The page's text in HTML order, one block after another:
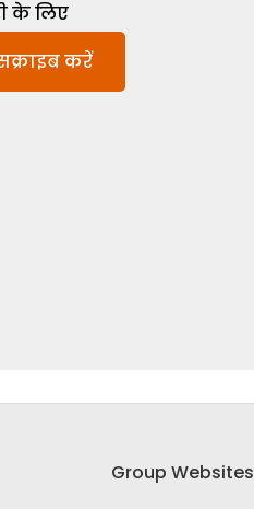
के लिए
करें
Group Websites